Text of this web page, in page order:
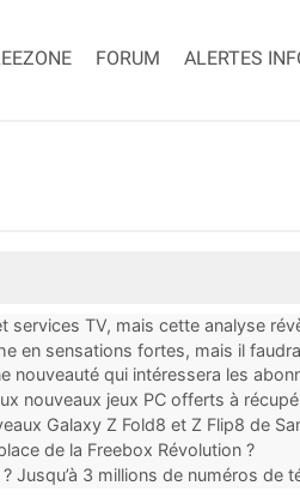
FORUM ALERTES
TV, mais cette analyse
en sensations fortes, mais il
nouveauté qui intéressera les
nouveaux jeux PC offerts à
Galaxy Z Fold8 et Z Flip8 de
de la Freebox Révolution ?
Jusqu’à 3 millions de numéros de